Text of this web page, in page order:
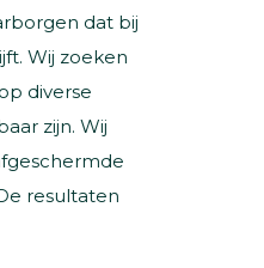
dat bij
Wij zoeken
diverse
zijn. Wij
resultaten